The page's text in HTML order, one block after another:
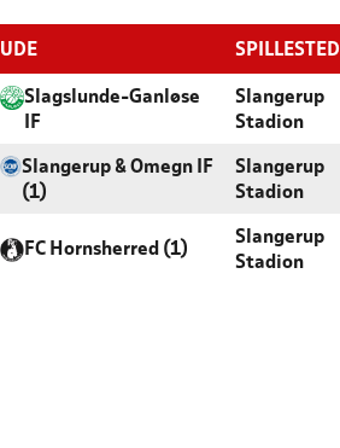
UDE SPILLESTED
Slagslunde-Ganløse
IF
Slangerup
Stadion
Slangerup & Omegn IF
(1)
Slangerup
Stadion
FC Hornsherred (1)
Slangerup
Stadion